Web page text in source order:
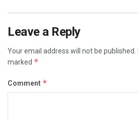
Leave a Reply
Your email address will not be published.
marked *
Comment *